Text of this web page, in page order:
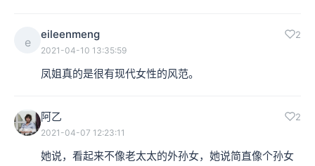
e
eileenmeng 2
2021-04-10 13:35:59
凤姐真的是很有现代女性的风范。
阿乙 2
2021-04-07 12:23:11
她说，看起来不像老太太的外孙女，她说简直像个孙女